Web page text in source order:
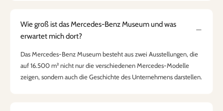
Wie groß ist das Mercedes-Benz Museum und was
erwartet mich dort?
Das Mercedes-Benz Museum besteht aus zwei Ausstellungen, die
auf 16.500 m² nicht nur die verschiedenen Mercedes-Modelle
zeigen, sondern auch die Geschichte des Unternehmens darstellen.